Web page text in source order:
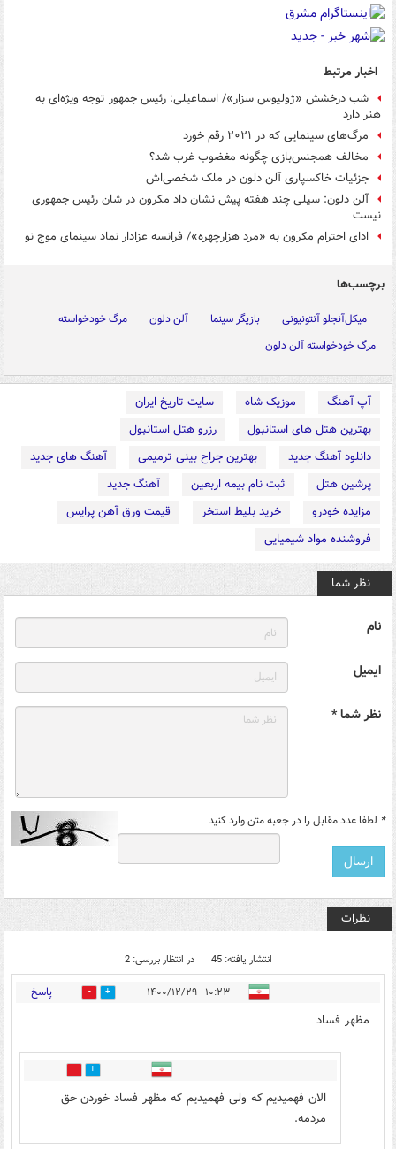
اخبار مرتبط
شب درخشش «ژولیوس سزار»/ اسماعیلی: رئیس جمهور توجه ویژه‌ای به
هنر دارد
مرگ‌های سینمایی که در ۲۰۲۱ رقم خورد
مخالف همجنس‌بازی چگونه مغضوب غرب شد؟
جزئیات خاکسپاری آلن دلون در ملک شخصی‌اش
آلن دلون: سیلی چند هفته پیش نشان داد مکرون در شان رئیس جمهوری
نیست
ادای احترام مکرون به «مرد هزارچهره»/ فرانسه عزادار نماد سینمای موج نو
برچسب‌ها
میکل‌آنجلو آنتونیونی بازیگر سینما آلن دلون
مرگ خودخواسته
مرگ خودخواسته آلن دلون
آپ آهنگ موزیک شاه
سایت تاریخ ایران
بهترین هتل های استانبول
رزرو هتل استانبول
دانلود آهنگ جدید
بهترین جراح بینی ترمیمی
آهنگ های جدید
پرشین هتل
ثبت نام بیمه اربعین
آهنگ جدید
مزایده خودرو
خرید بلیط استخر
قیمت ورق آهن پرایس
فروشنده مواد شیمیایی
نظر شما
نام
ایمیل
نظر شما *
* لطفا عدد مقابل را در جعبه متن وارد کنید
نظرات
انتشار یافته: 45 در انتظار بررسی: 2
۱۰:۲۳ - ۱۴۰۰/۱۲/۲۹ 13 پاسخ
مظهر فساد
19
الان فهمیدیم که ولی فهمیدیم که مظهر فساد خوردن حق
مردمه.